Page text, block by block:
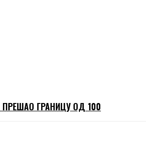
ГРАНИЦУ ОД 100